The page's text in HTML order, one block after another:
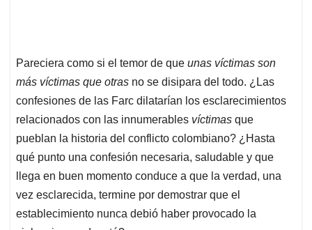
Pareciera como si el temor de que unas víctimas son
más víctimas que otras no se disipara del todo. ¿Las
confesiones de las Farc dilatarían los esclarecimientos
relacionados con las innumerables víctimas que
pueblan la historia del conflicto colombiano? ¿Hasta
qué punto una confesión necesaria, saludable y que
llega en buen momento conduce a que la verdad, una
vez esclarecida, termine por demostrar que el
establecimiento nunca debió haber provocado la